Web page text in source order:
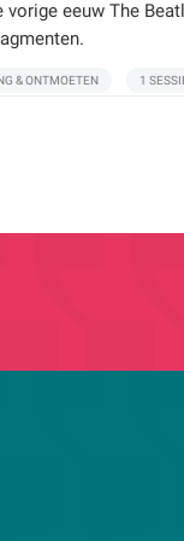
eeuw The
& ONTMOETEN 1